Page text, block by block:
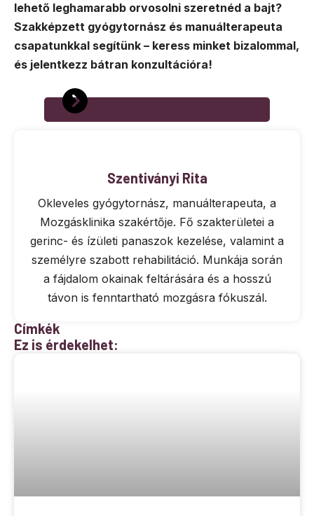
lehető leghamarabb orvosolni szeretnéd a bajt?
Szakképzett gyógytornász és manuálterapeuta
csapatunkkal segítünk – keress minket bizalommal,
és jelentkezz bátran konzultációra!
Szentiványi Rita
Okleveles gyógytornász, manuálterapeuta, a
Mozgásklinika szakértője. Fő szakterületei a
gerinc- és ízületi panaszok kezelése, valamint a
személyre szabott rehabilitáció. Munkája során
a fájdalom okainak feltárására és a hosszú
távon is fenntartható mozgásra fókuszál.
Címkék
Ez is érdekelhet: